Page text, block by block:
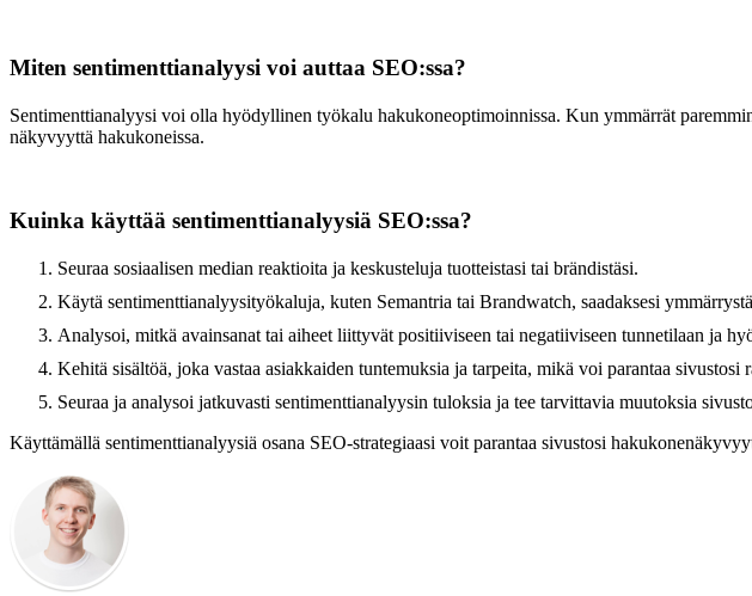
Miten sentimenttianalyysi voi auttaa SEO:ssa?
Sentimenttianalyysi voi olla hyödyllinen työkalu hakukoneoptimoinnissa. Kun ymmärrät
näkyvyyttä hakukoneissa.
Kuinka käyttää sentimenttianalyysiä SEO:ssa?
Seuraa sosiaalisen median reaktioita ja keskusteluja tuotteistasi tai brändistäsi.
Käytä sentimenttianalyysityökaluja, kuten Semantria tai Brandwatch, saadaksesi
Analysoi, mitkä avainsanat tai aiheet liittyvät positiiviseen tai negatiiviseen tunnetilaan ja
Kehitä sisältöä, joka vastaa asiakkaiden tuntemuksia ja tarpeita, mikä voi parantaa sivustosi
Seuraa ja analysoi jatkuvasti sentimenttianalyysin tuloksia ja tee tarvittavia muutoksia
Käyttämällä sentimenttianalyysiä osana SEO-strategiaasi voit parantaa sivustosi